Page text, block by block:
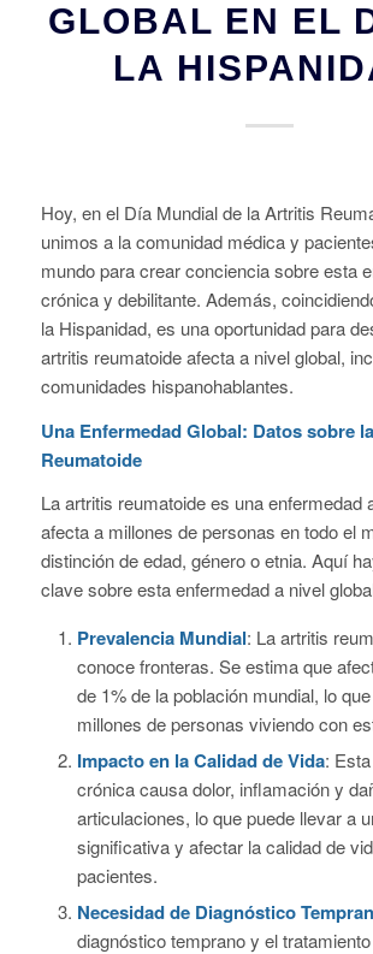
GLOBAL EN EL
LA
Hoy, en el Día Mundial de la Artritis
unimos a la comunidad médica y
mundo para crear conciencia sobre esta
crónica y debilitante. Además,
la Hispanidad, es una oportunidad para
artritis reumatoide afecta a nivel global,
comunidades hispanohablantes.
Una Enfermedad Global: Datos sobre
Reumatoide
La artritis reumatoide es una enfermedad
afecta a millones de personas en todo el
distinción de edad, género o etnia. Aquí
clave sobre esta enfermedad a nivel
Prevalencia Mundial: La artritis
conoce fronteras. Se estima que
de 1% de la población mundial, lo
millones de personas viviendo con
Impacto en la Calidad de Vida:
crónica causa dolor, inflamación y
articulaciones, lo que puede llevar a
significativa y afectar la calidad de
pacientes.
Necesidad de Diagnóstico
diagnóstico temprano y el